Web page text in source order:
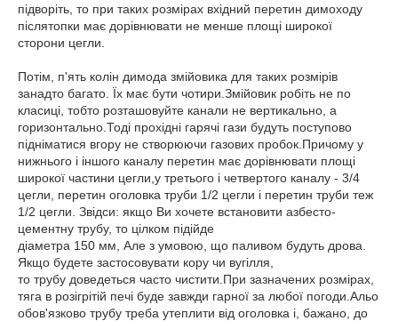
підворіть, то при таких розмірах вхідний перетин димоходу
післятопки має дорівнювати не менше площі широкої
сторони цегли.
Потім, п'ять колін димода змійовика для таких розмірів
занадто багато. Їх має бути чотири.Змійовик робіть не по
класиці, тобто розташовуйте канали не вертикально, а
горизонтально.Тоді прохідні гарячі гази будуть поступово
підніматися вгору не створюючи газових пробок.Причому у
нижнього і іншого каналу перетин має дорівнювати площі
широкої частини цегли,у третього і четвертого каналу - 3/4
цегли, перетин оголовка труби 1/2 цегли і перетин труби теж
1/2 цегли. Звідси: якщо Ви хочете встановити азбесто-
цементну трубу, то цілком підійде
діаметра 150 мм, Але з умовою, що паливом будуть дрова.
Якщо будете застосовувати кору чи вугілля,
то трубу доведеться часто чистити.При зазначених розмірах,
тяга в розігрітій печі буде завжди гарної за любої погоди.Альо
обов'язково трубу треба утеплити від оголовка і, бажано, до